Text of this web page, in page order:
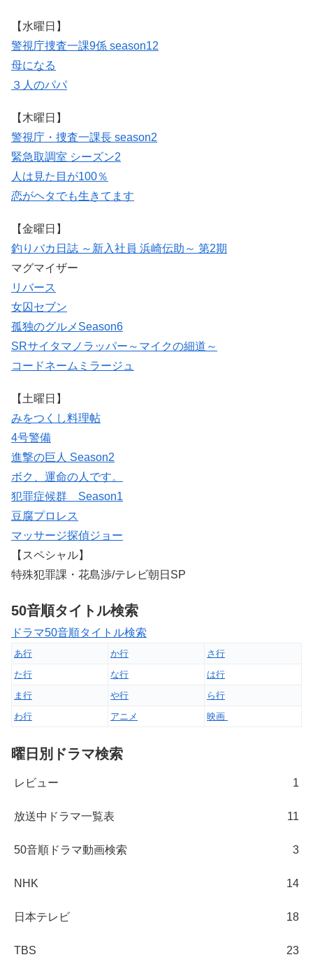
【水曜日】
警視庁捜査一課9係 season12
母になる
３人のパパ
【木曜日】
警視庁・捜査一課長 season2
緊急取調室 シーズン2
人は見た目が100％
恋がヘタでも生きてます
【金曜日】
釣りバカ日誌 ～新入社員 浜崎伝助～ 第2期
マグマイザー
リバース
女囚セブン
孤独のグルメSeason6
SRサイタマノラッパー～マイクの細道～
コードネームミラージュ
【土曜日】
みをつくし料理帖
4号警備
進撃の巨人 Season2
ボク、運命の人です。
犯罪症候群 Season1
豆腐プロレス
マッサージ探偵ジョー
【スペシャル】
特殊犯罪課・花島渉/テレビ朝日SP
50音順タイトル検索
ドラマ50音順タイトル検索
あ行 か行
さ行
た行
な行
は行
ま行
や行
ら行
わ行
アニメ 映画
曜日別ドラマ検索
レビュー 1
放送中ドラマ一覧表 11
50音順ドラマ動画検索 3
NHK 14
日本テレビ 18
TBS 23